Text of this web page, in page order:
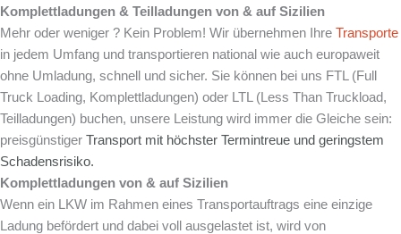
Komplettladungen & Teilladungen von & auf Sizilien
Mehr oder weniger ? Kein Problem! Wir übernehmen Ihre Transporte
in jedem Umfang und transportieren national wie auch europaweit
ohne Umladung, schnell und sicher. Sie können bei uns FTL (Full
Truck Loading, Komplettladungen) oder LTL (Less Than Truckload,
Teilladungen) buchen, unsere Leistung wird immer die Gleiche sein:
preisgünstiger Transport mit höchster Termintreue und geringstem
Schadensrisiko.
Komplettladungen von & auf Sizilien
Wenn ein LKW im Rahmen eines Transportauftrags eine einzige
Ladung befördert und dabei voll ausgelastet ist, wird von